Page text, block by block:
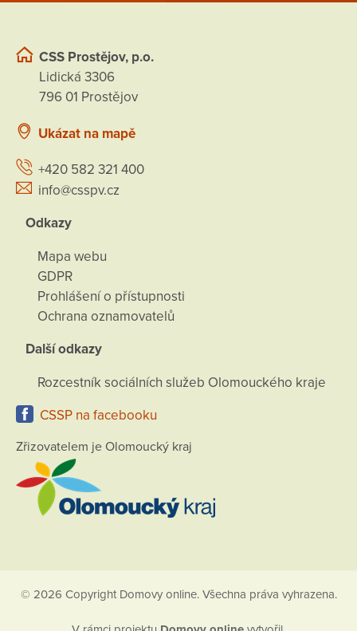
CSS Prostějov, p.o.
Lidická 3306
796 01 Prostějov
Ukázat na mapě
+420 582 321 400
info@csspv.cz
Odkazy
Mapa webu
GDPR
Prohlášení o přístupnosti
Ochrana oznamovatelů
Další odkazy
Rozcestník sociálních služeb Olomouckého kraje
CSSP na facebooku
Zřizovatelem je Olomoucký kraj
© 2026 Copyright Domovy online. Všechna práva vyhrazena.